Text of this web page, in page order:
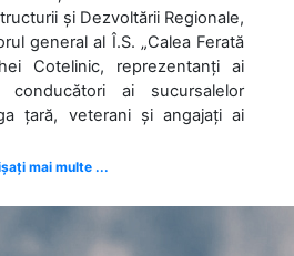
și Dezvoltării Regionale,
general al Î.S. „Calea Ferată
Cotelinic, reprezentanți ai
conducători ai sucursalelor
țară, veterani și angajați ai
mai multe ...